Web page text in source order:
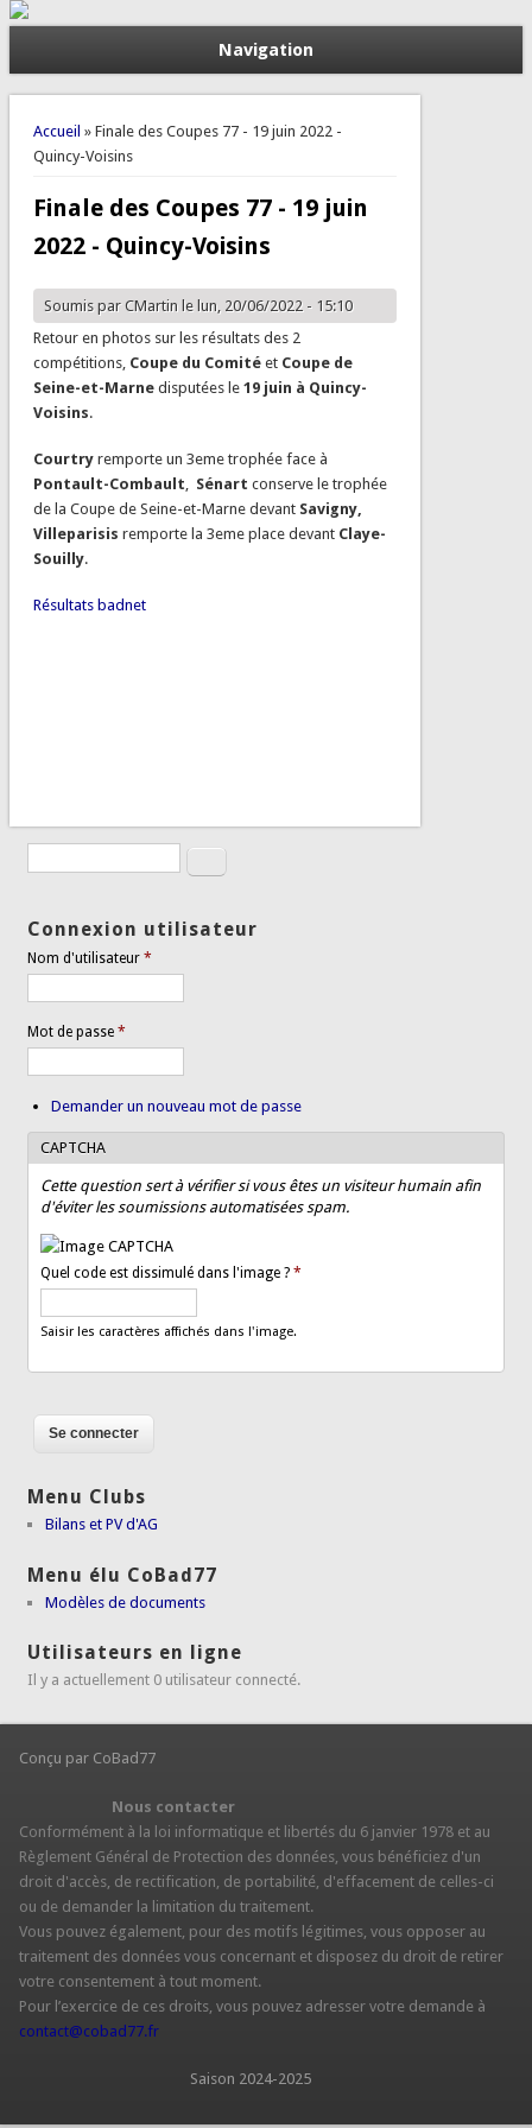
Navigation
Vous êtes ici
Accueil » Finale des Coupes 77 - 19 juin 2022 -
Quincy-Voisins
Finale des Coupes 77 - 19 juin
2022 - Quincy-Voisins
Soumis par CMartinle lun, 20/06/2022 - 15:10
Retour en photos sur les résultats des 2
compétitions, Coupe du Comitéet Coupe de
Seine-et-Marnedisputées le 19 juin à Quincy-
Voisins.
Courtryremporte un 3eme trophée face à
Pontault-Combault, Sénart conserve le trophée
de la Coupe de Seine-et-Marne devantSavigny,
Villeparisis remporte la 3eme place devant Claye-
Souilly.
Résultats badnet
Formulaire de recherche
Rechercher
Connexion utilisateur
Nom d'utilisateur*
Mot de passe*
Demander un nouveau mot de passe
CAPTCHA
Cette question sert à vérifier si vous êtes un visiteur humain afin
d'éviter les soumissions automatisées spam.
Quel code est dissimulé dans l'image ?*
Saisir les caractères affichés dans l'image.
Menu Clubs
Bilans et PV d'AG
Menu élu CoBad77
Modèles de documents
Utilisateurs en ligne
Il y a actuellement 0 utilisateur connecté.
Conçu par CoBad77
Nous contacter
Conformément à la loi informatique et libertés du 6 janvier 1978 et au
Règlement Général de Protection des données, vous bénéficiez d'un
droit d'accès, de rectification, de portabilité, d'effacement de celles-ci
ou de demander la limitation du traitement.
Vous pouvez également, pour des motifs légitimes, vous opposer au
traitement des données vous concernant et disposez du droit de retirer
votre consentement à tout moment.
Pour l’exercice de ces droits, vous pouvez adresser votre demande à
contact@cobad77.fr
Saison 2024-2025